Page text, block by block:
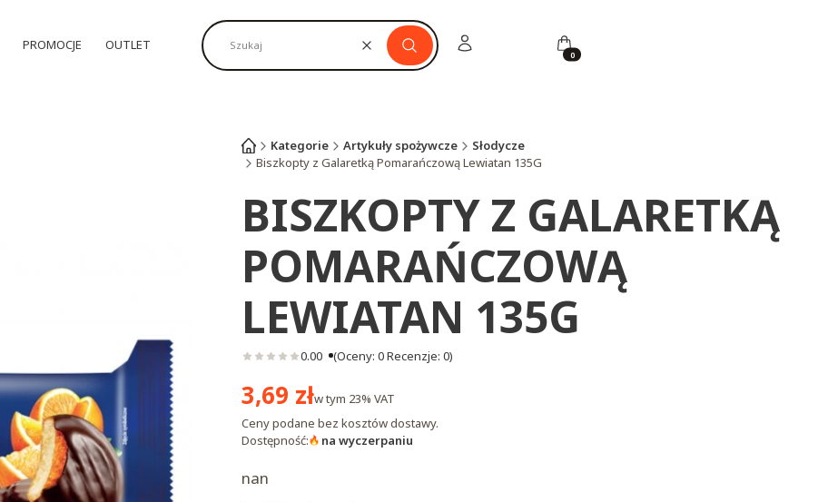
PROMOCJE OUTLET Wyczyść Szukaj
Zaloguj się Koszyk
Kategorie Artykuły spożywcze
Słodycze
Biszkopty z Galaretką Pomarańczową Lewiatan 135G
BISZKOPTY Z GALARETKĄ
POMARAŃCZOWĄ
LEWIATAN 135G
0.00 (Oceny: 0 Recenzje: 0)
Cena
3,69 złw tym 23% VAT
Ceny podane bez kosztów dostawy.
Dostępność:
na wyczerpaniu
nan